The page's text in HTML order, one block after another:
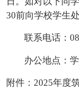
30前向学校学生处
联系电话：
办公地点：
附件：2025年度